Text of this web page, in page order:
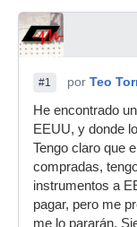
#1 por Teo
He encontrado
EEUU, y donde
Tengo claro que
compradas,
instrumentos a
pagar, pero me
me lo pararán.